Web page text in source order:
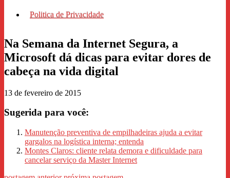
Politica de Privacidade
Na Semana da Internet Segura, a
Microsoft dá dicas para evitar dores de
cabeça na vida digital
13 de fevereiro de 2015
Sugerida para você:
Manutenção preventiva de empilhadeiras ajuda a evitar
gargalos na logística interna; entenda
Montes Claros: cliente relata demora e dificuldade para
cancelar serviço da Master Internet